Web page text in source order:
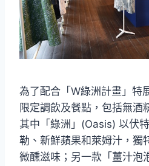
為了配合「W綠洲計畫」特
限定調飲及餐點，包括無酒
其中「綠洲」(Oasis) 以伏
勒、新鮮蘋果和萊姆汁，獨
微醺滋味；另一款「薑汁泡